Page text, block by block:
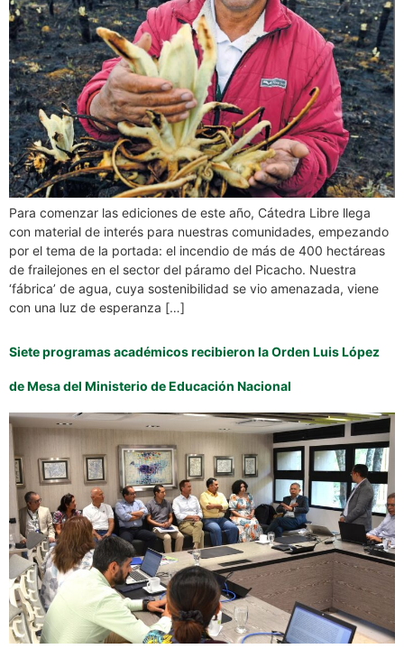
Para comenzar las ediciones de este año, Cátedra Libre llega
con material de interés para nuestras comunidades, empezando
por el tema de la portada: el incendio de más de 400 hectáreas
de frailejones en el sector del páramo del Picacho. Nuestra
‘fábrica’ de agua, cuya sostenibilidad se vio amenazada, viene
con una luz de esperanza […]
Siete programas académicos recibieron la Orden Luis López
de Mesa del Ministerio de Educación Nacional